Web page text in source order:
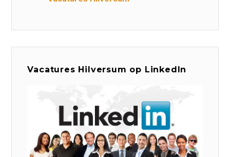
Vacatures Hilversum op LinkedIn